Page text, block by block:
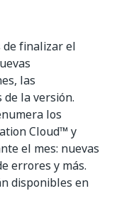
de finalizar el
las
la versión.
los
Cloud™ y
el mes: nuevas
errores y más.
disponibles en